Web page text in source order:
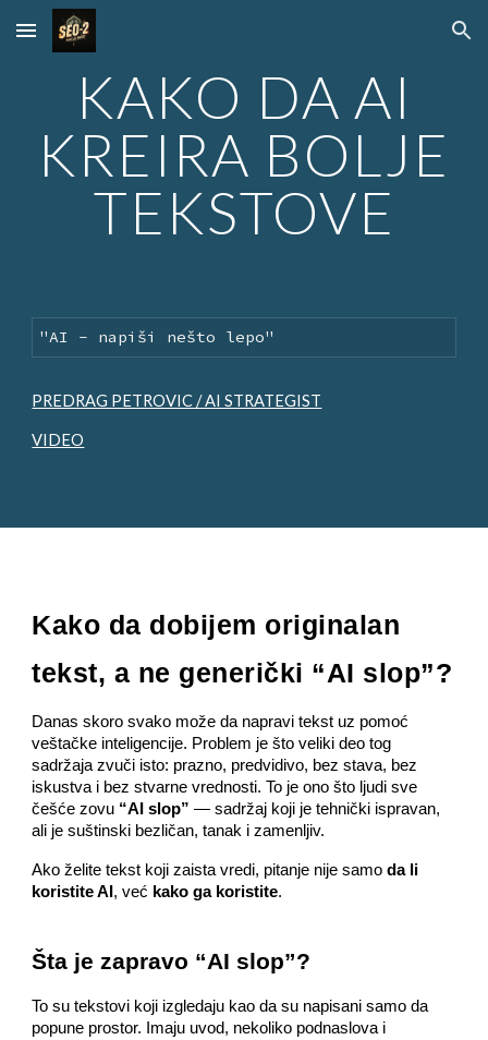
Skip to main content Skip to navigation
KAKO DA AI
KREIRA BOLJE
TEKSTOVE
"AI - napiši nešto lepo"
PREDRAG PETROVIC / AI STRATEGIST
VIDEO
Kako da dobijem originalan
tekst, a ne generički “AI slop”?
Danas skoro svako može da napravi tekst uz pomoć
veštačke inteligencije. Problem je što veliki deo tog
sadržaja zvuči isto: prazno, predvidivo, bez stava, bez
iskustva i bez stvarne vrednosti. To je ono što ljudi sve
češće zovu “AI slop” — sadržaj koji je tehnički ispravan,
ali je suštinski bezličan, tanak i zamenljiv.
Ako želite tekst koji zaista vredi, pitanje nije samoda li
koristite AI , već kako ga koristite.
Šta je zapravo “AI slop”?
To su tekstovi koji izgledaju kao da su napisani samo da
popune prostor. Imaju uvod, nekoliko podnaslova i